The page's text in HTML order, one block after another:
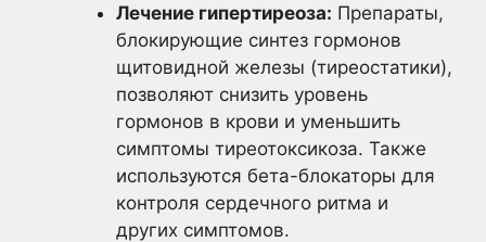
Лечение гипертиреоза: Препараты,
блокирующие синтез гормонов
щитовидной железы (тиреостатики),
позволяют снизить уровень
гормонов в крови и уменьшить
симптомы тиреотоксикоза. Также
используются бета-блокаторы для
контроля сердечного ритма и
других симптомов.